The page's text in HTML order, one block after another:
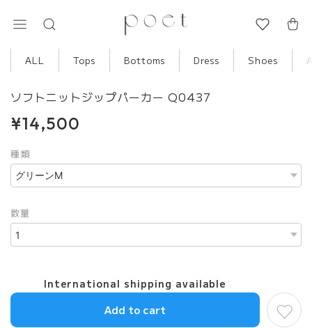
ALL Tops Bottoms Dress Shoes
ソフトニットジップパーカー Q0437
¥14,500
種類
数量
International shipping available
Add to cart